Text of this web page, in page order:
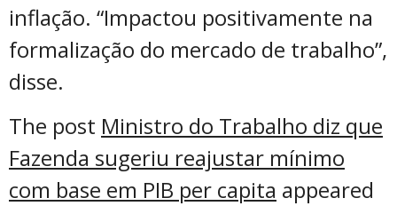
inflação. “Impactou positivamente na
formalização do mercado de trabalho”,
disse.
The post Ministro do Trabalho diz que
Fazenda sugeriu reajustar mínimo
com base em PIB per capita appeared